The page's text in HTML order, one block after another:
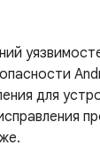
для